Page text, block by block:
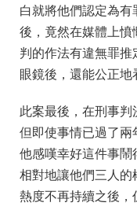
白就將他們認定為
後，竟然在媒體上憤
判的作法有違無罪
眼鏡後，還能公正地
此案最後，在刑事判
但即使事情已過了兩
他感嘆幸好這件事鬧
相對地讓他們三人的
熱度不再持續之後，